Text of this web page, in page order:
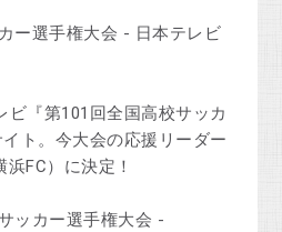
ー選手権大会 - 日本テレビ
『第101回全国高校サッカ
ト。今大会の応援リーダー
FC）に決定！
ッカー選手権大会 -